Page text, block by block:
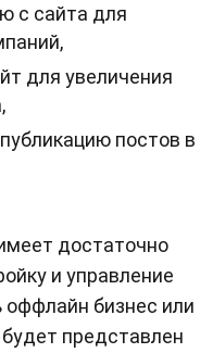
с сайта для
для увеличения
постов в
достаточно
и управление
оффлайн бизнес или
представлен